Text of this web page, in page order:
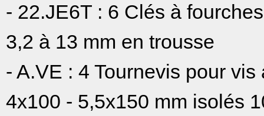
- 22.JE6T : 6 Clés à
3,2 à 13 mm en trousse
- A.VE : 4 Tournevis pour
4x100 - 5,5x150 mm isolés